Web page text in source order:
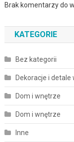
Brak komentarzy do
KATEGORIE
Bez kategorii
Dekoracje i detale
Dom i wnętrze
Dom i wnętrze
Inne